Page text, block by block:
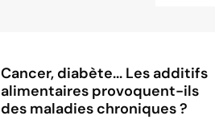
Cancer, diabète... Les additifs
alimentaires provoquent-ils
des maladies chroniques ?